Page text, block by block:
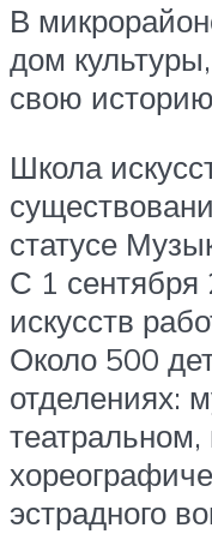
В
дом
свою
Школа
статусе
С 1 сентября
искусств
Около 500
отделениях:
эстрадного